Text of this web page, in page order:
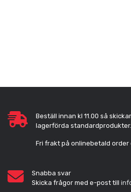
Beställ innan kl 11.00 så
lagerförda standardprodukter.
Fri frakt på onlinebetald order
Snabba svar
Skicka frågor med e-post till